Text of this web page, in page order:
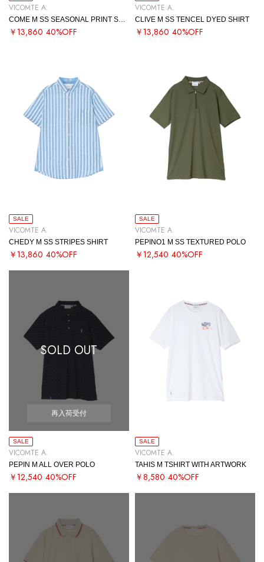
VICOMTE A.
￥13,860 40%OFF
VICOMTE A.
CLIVE M SS TENCEL DYED SHIRT
￥13,860 40%OFF
SALE
VICOMTE A.
CHEDY M SS STRIPES SHIRT
￥13,860 40%OFF
SALE
VICOMTE A.
PEPINO1 M SS TEXTURED POLO
￥12,540 40%OFF
SOLD OUT
再入荷受付
SALE
VICOMTE A.
PEPIN M ALL OVER POLO
￥12,540 40%OFF
SALE
VICOMTE A.
TAHIS M TSHIRT WITH ARTWORK
￥8,580 40%OFF